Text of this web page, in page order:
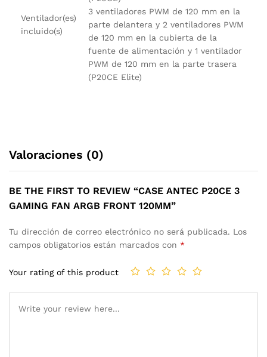
Ventilador(es)
incluido(s)
3 ventiladores PWM de 120 mm en la
parte delantera y 2 ventiladores PWM
de 120 mm en la cubierta de la
fuente de alimentación y 1 ventilador
PWM de 120 mm en la parte trasera
(P20CE Elite)
Valoraciones (0)
BE THE FIRST TO REVIEW “CASE ANTEC P20CE 3
GAMING FAN ARGB FRONT 120MM”
Tu dirección de correo electrónico no será publicada. Los
campos obligatorios están marcados con *
Your rating of this product